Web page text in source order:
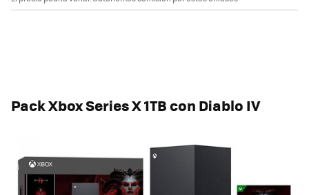
Pack Xbox Series X 1TB con Diablo IV